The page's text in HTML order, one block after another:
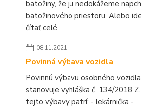
batožiny, že ju nedokážeme
batožinového priestoru. Alebo
čítať celé
08.11.2021
Povinná výbava vozidla
Povinnú výbavu osobného vozidla
stanovuje vyhláška č. 134/2018
tejto výbavy patrí: - lekárnička -